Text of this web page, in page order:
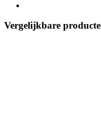
Vergelijkbare